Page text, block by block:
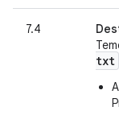
7.4
txt